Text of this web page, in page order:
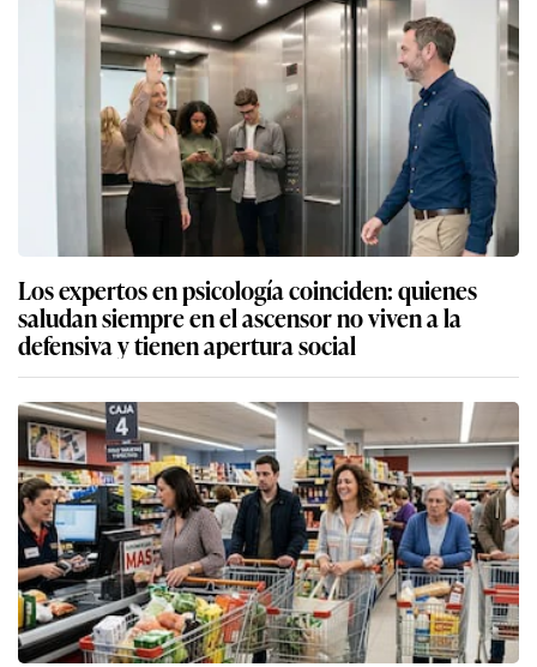
Los expertos en psicología coinciden: quienes
saludan siempre en el ascensor no viven a la
defensiva y tienen apertura social